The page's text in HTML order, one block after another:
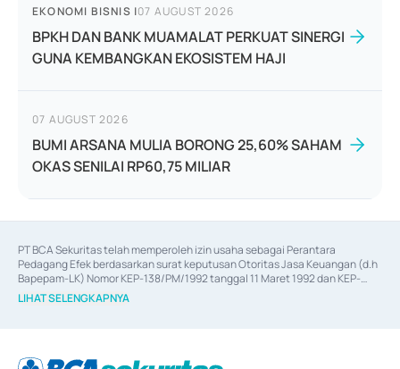
EKONOMI BISNIS |07 AUGUST 2026
BPKH DAN BANK MUAMALAT PERKUAT SINERGI
GUNA KEMBANGKAN EKOSISTEM HAJI
07 AUGUST 2026
BUMI ARSANA MULIA BORONG 25,60% SAHAM
OKAS SENILAI RP60,75 MILIAR
PT BCA Sekuritas telah memperoleh izin usaha sebagai Perantara
Pedagang Efek berdasarkan surat keputusan Otoritas Jasa Keuangan (d.h
Bapepam-LK) Nomor KEP-138/PM/1992 tanggal 11 Maret 1992 dan KEP-
06/D.04/2014 tanggal 28 Februari 2014, izin usaha sebagai Penjamin Emisi
Efek berdasarkan surat keputusan Otoritas Jasa Keuangan Nomor KEP-
berdasarkan surat keputusan Otoritas Jasa Keuangan Nomor S-
LIHAT SELENGKAPNYA